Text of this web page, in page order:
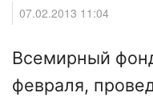
07.02.2013 11:04
Всемирный
февраля,